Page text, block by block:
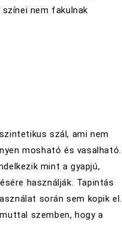
nem fakulnak
szál, ami nem
mosható és vasalható.
mint a gyapjú,
használják. Tapintás
során sem kopik el.
szemben, hogy a